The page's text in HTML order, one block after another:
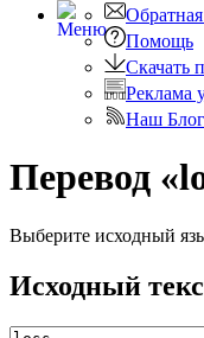
Обратная
Помощь
Скачать
Реклама
Наш Блог
Перевод
Выберите исходный
Исходный